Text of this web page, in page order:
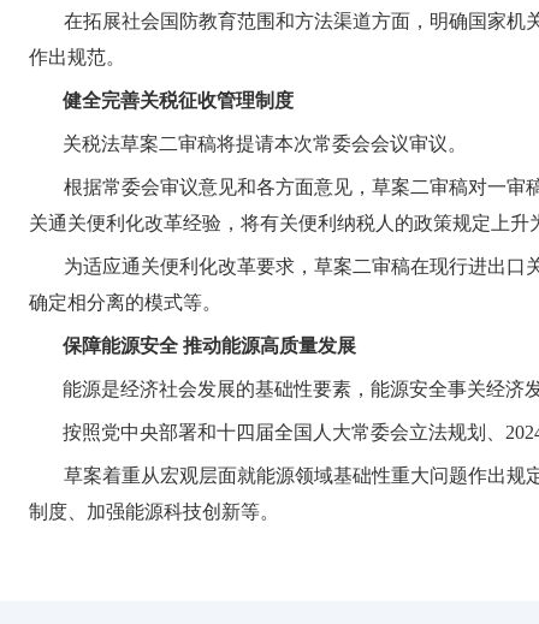
在拓展社会国防教育范围和方法渠道方面，明确国家
作出规范。
健全完善关税征收管理制度
关税法草案二审稿将提请本次常委会会议审议。
根据常委会审议意见和各方面意见，草案二审稿对一
关通关便利化改革经验，将有关便利纳税人的政策规定上升
为适应通关便利化改革要求，草案二审稿在现行进出
确定相分离的模式等。
保障能源安全 推动能源高质量发展
能源是经济社会发展的基础性要素，能源安全事关经
按照党中央部署和十四届全国人大常委会立法规划、
草案着重从宏观层面就能源领域基础性重大问题作出
制度、加强能源科技创新等。